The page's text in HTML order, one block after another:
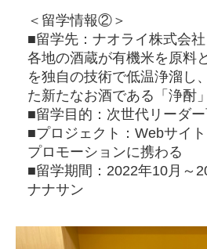
＜留学情報②＞
■留学先：ナオライ株式会
各地の酒蔵が有機米を原料
を独自の技術で低温浄溜し
た新たなお酒である「浄酎
■留学目的：次世代リーダ
■プロジェクト：Webサイ
プロモーションに携わる
■留学期間：2022年10月～
ナナサン